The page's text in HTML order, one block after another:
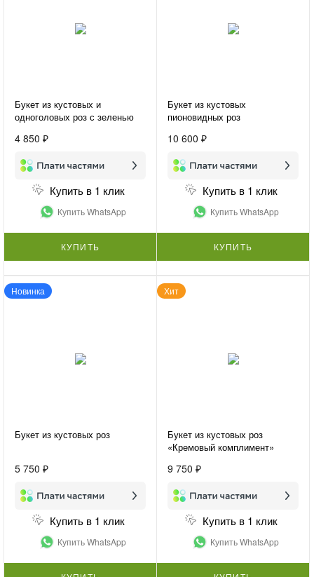
Букет из кустовых и
одноголовых роз с зеленью
4 850 ₽
Купить в 1 клик
Купить WhatsApp
КУПИТЬ
Букет из кустовых
пионовидных роз
10 600 ₽
Купить в 1 клик
Купить WhatsApp
КУПИТЬ
Новинка
Букет из кустовых роз
5 750 ₽
Купить в 1 клик
Купить WhatsApp
Хит
Букет из кустовых роз
«Кремовый комплимент»
9 750 ₽
Купить в 1 клик
Купить WhatsApp